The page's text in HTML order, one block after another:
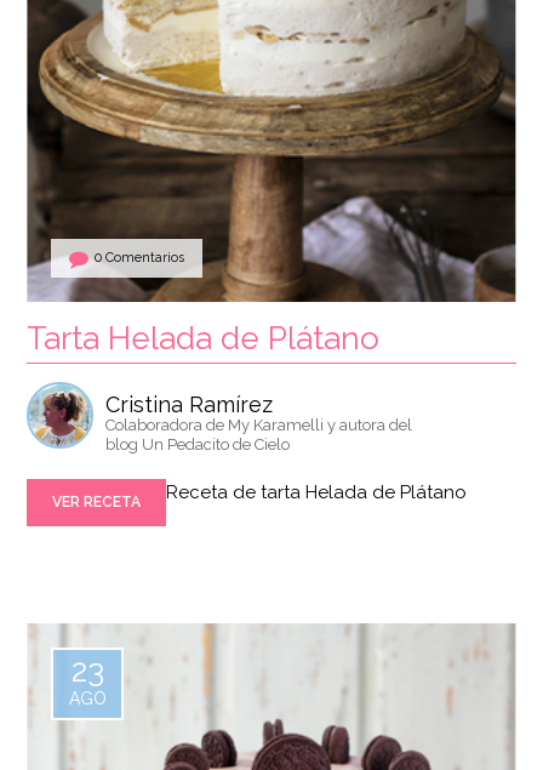
0 Comentarios
Tarta Helada de Plátano
Cristina Ramírez
Colaboradora de My Karamelli y autora del
blog Un Pedacito de Cielo
Receta de tarta Helada de Plátano
VER RECETA
23
AGO